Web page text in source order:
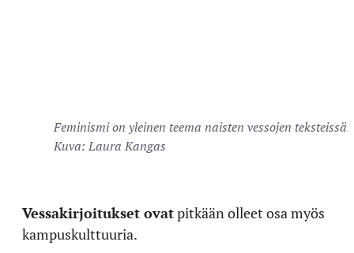
Feminismi on yleinen teema naisten vessojen teksteissä.
Kuva: Laura Kangas
Vessakirjoitukset ovatpitkään olleet osa myös
kampuskulttuuria.